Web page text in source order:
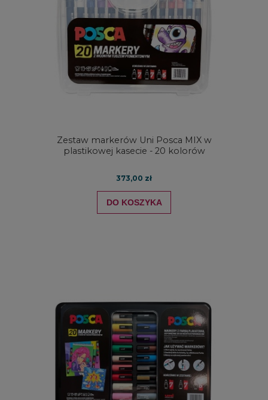
Zestaw markerów Uni Posca MIX w
plastikowej kasecie - 20 kolorów
373,00 zł
DO KOSZYKA